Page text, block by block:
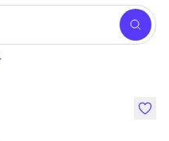
Zoek
like